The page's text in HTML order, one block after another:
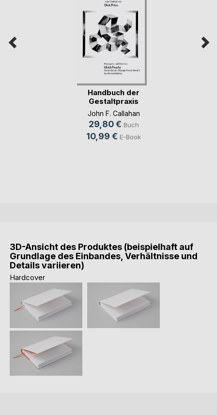
Handbuch der
Gestaltpraxis
John F. Callahan
29,80 € Buch
10,99 € E-Book
3D-Ansicht des Produktes (beispielhaft auf
Grundlage des Einbandes, Verhältnisse und
Details variieren)
Hardcover